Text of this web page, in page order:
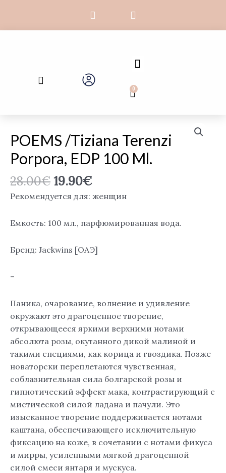
содержимому
F
a
c
k
I
n
s
g
r
m
Search
Menu
0Cart
POEMS /Tiziana Terenzi
Porpora, EDP 100 Ml.
28.00€19.90€
Рекомендуется для: женщин
Емкость: 100 мл., парфюмированная вода.
Бренд: Jackwins [ОАЭ]
–
Паника, очарование, волнение и удивление
окружают это драгоценное творение,
открывающееся яркими верхними нотами
абсолюта розы, окутанного дикой малиной и
такими специями, как корица и гвоздика. Позже
новаторски переплетаются чувственная,
соблазнительная сила болгарской розы и
гипнотический эффект мака, контрастирующий с
мистической силой ладана и пачули. Это
изысканное творение поддерживается нотами
каштана, обеспечивающего исключительную
фиксацию на коже, в сочетании с нотами фикуса
и мирры, усиленными мягкой драгоценной
силой смеси янтаря и мускуса.